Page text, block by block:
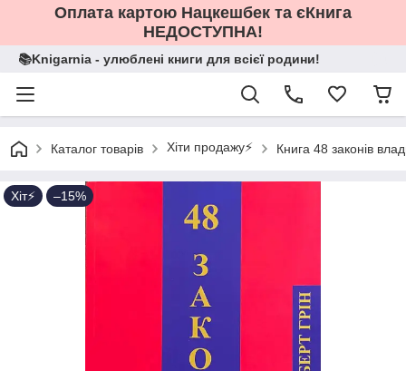
Оплата картою Нацкешбек та єКнига
НЕДОСТУПНА!
📚Knigarnia - улюблені книги для всієї родини!
Каталог товарів Хіти продажу⚡️ Книга 48 законів
Хіт⚡️ –15%